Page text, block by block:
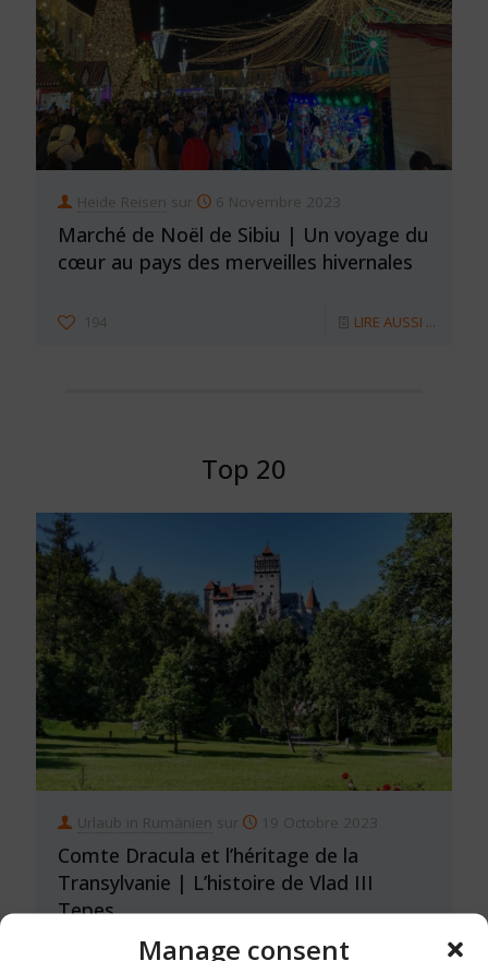
Manage consent
Heide Reisen sur 6 Novembre 2023
Marché de Noël de Sibiu | Un voyage du
cœur au pays des merveilles hivernales
194 LIRE AUSSI ...
Top 20
Urlaub in Rumänien sur 19 Octobre 2023
Comte Dracula et l’héritage de la
Transylvanie | L’histoire de Vlad III
Tepes